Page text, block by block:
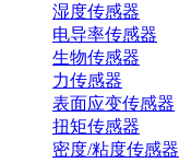
湿度传感器
电导率传感器
生物传感器
力传感器
表面应变传感器
扭矩传感器
密度/粘度传感器